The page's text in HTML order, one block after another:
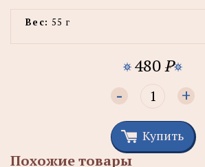
Вес: 55 г
480P
- +
Купить
Похожие товары